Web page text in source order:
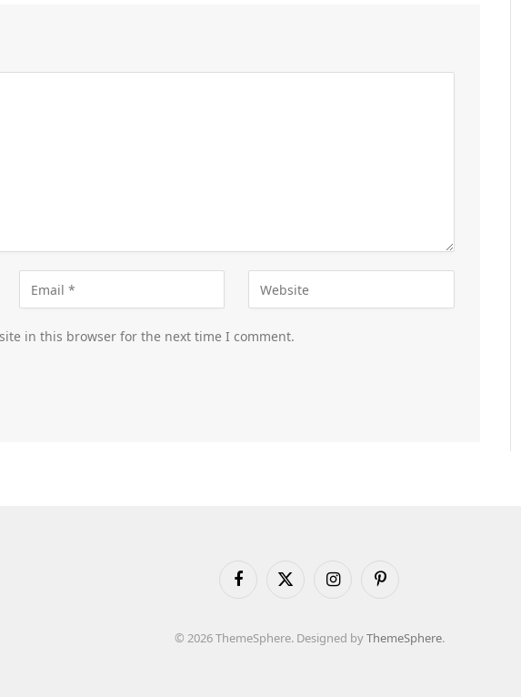
in this browser for the next time I comment.
FacebookX
InstagramPinterest
© 2026 ThemeSphere. Designed byThemeSphere.